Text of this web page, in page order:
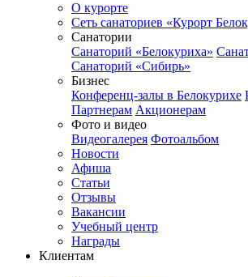
О курорте
Сеть санаториев «Курорт
Санатории
Санаторий «Белокуриха»
Санаторий «Сибирь»
Бизнес
Конференц-залы в Белокурихе
Партнерам Акционерам
Фото и видео
Видеогалерея Фотоальбом
Новости
Афиша
Статьи
Отзывы
Вакансии
Учебный центр
Награды
Клиентам